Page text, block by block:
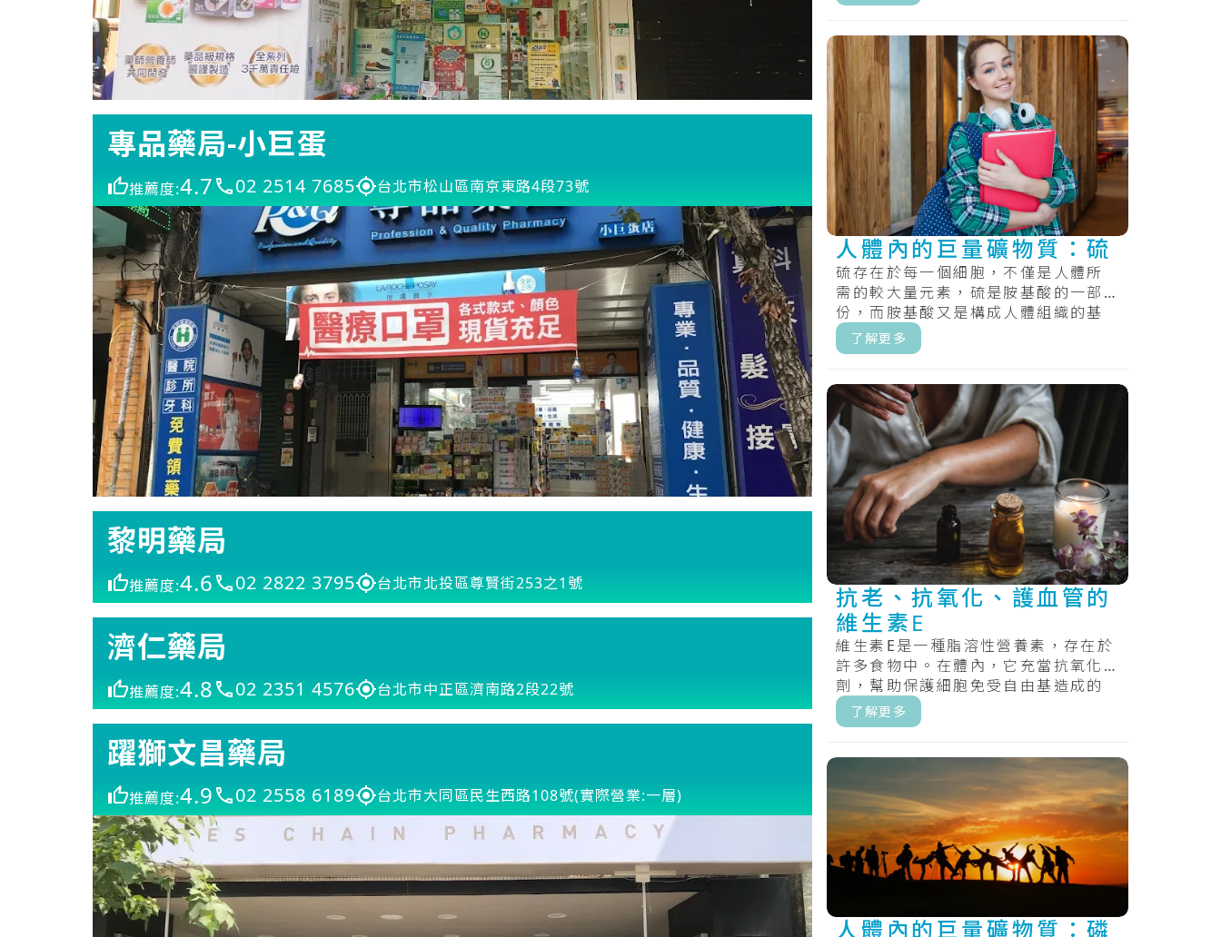
專品藥局-小巨蛋
推薦度:4.7 02 2514 7685 台北市松山區南京東路4段73號
黎明藥局
推薦度:4.6 02 2822 3795 台北市北投區尊賢街253之1號
濟仁藥局
推薦度:4.8 02 2351 4576 台北市中正區濟南路2段22號
躍獅文昌藥局
推薦度:4.9 02 2558 6189 台北市大同區民生西路108號(實際營業:一層)
人體內的巨量礦物質：硫
硫存在於每一個細胞，不僅是人體所
需的較大量元素，硫是胺基酸的一部
份，而胺基酸又是構成人體組織的基
礎物質。而且有助於維護皮膚、頭髮
及指甲的.....
了解更多
抗老、抗氧化、護血管的
維生素E
維生素E是一種脂溶性營養素，存在於
許多食物中。在體內，它充當抗氧化
劑，幫助保護細胞免受自由基造成的
損害，維持體內氧化還原的平衡。.....
了解更多
人體內的巨量礦物質：磷